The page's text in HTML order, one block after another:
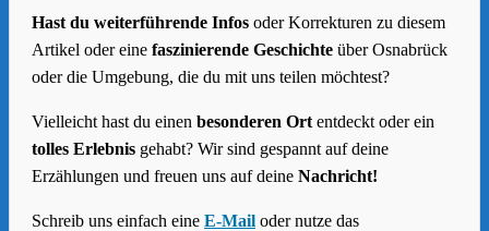
Hast du weiterführende Infos oder Korrekturen zu diesem
Artikel oder eine faszinierende Geschichte über Osnabrück
oder die Umgebung, die du mit uns teilen möchtest?
Vielleicht hast du einen besonderen Ort entdeckt oder ein
tolles Erlebnis gehabt? Wir sind gespannt auf deine
Erzählungen und freuen uns auf deine Nachricht!
Schreib uns einfach eine E-Mail oder nutze das